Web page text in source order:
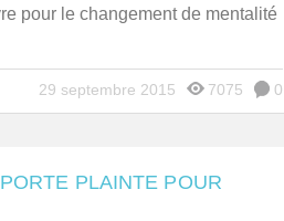
pour le changement de mentalité
0
7075
29 septembre 2015
PLAINTE POUR